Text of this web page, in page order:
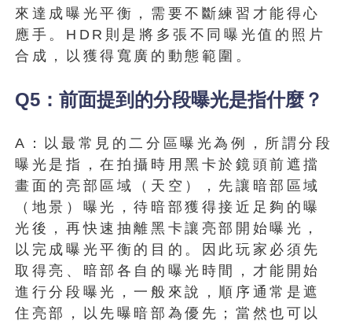
來達成曝光平衡，需要不斷練習才能得心
應手。HDR則是將多張不同曝光值的照片
合成，以獲得寬廣的動態範圍。
Q5：前面提到的分段曝光是指什麼？
A：以最常見的二分區曝光為例，所謂分段
曝光是指，在拍攝時用黑卡於鏡頭前遮擋
畫面的亮部區域（天空），先讓暗部區域
（地景）曝光，待暗部獲得接近足夠的曝
光後，再快速抽離黑卡讓亮部開始曝光，
以完成曝光平衡的目的。因此玩家必須先
取得亮、暗部各自的曝光時間，才能開始
進行分段曝光，一般來說，順序通常是遮
住亮部，以先曝暗部為優先；當然也可以